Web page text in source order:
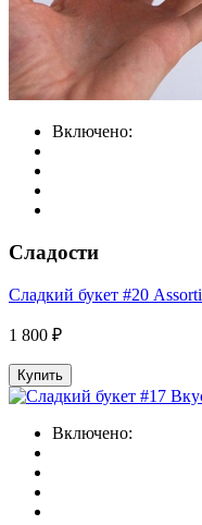
Включено:
Сладости
Сладкий букет #20 Assorti
1 800 ₽
Купить
Включено: